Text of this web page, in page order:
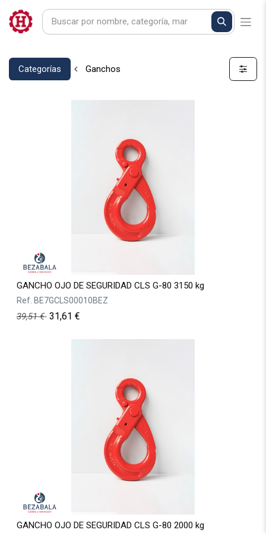
Categorías Ganchos
GANCHO OJO DE SEGURIDAD CLS G-80 3150 kg
Ref. BE7GCLS00010BEZ
39,51€ 31,61 €
GANCHO OJO DE SEGURIDAD CLS G-80 2000 kg